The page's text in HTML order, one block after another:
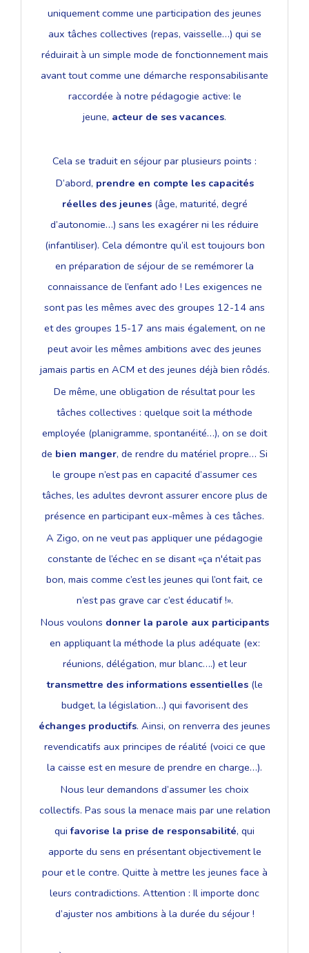
uniquement comme une participation des jeunes
aux tâches collectives (repas, vaisselle…) qui se
réduirait à un simple mode de fonctionnement mais
avant tout comme une démarche responsabilisante
raccordée à notre pédagogie active: le
jeune, acteur de ses vacances.
Cela se traduit en séjour par plusieurs points :
D’abord, prendre en compte les capacités
réelles des jeunes(âge, maturité, degré
d’autonomie…) sans les exagérer ni les réduire
(infantiliser). Cela démontre qu’il est toujours bon
en préparation de séjour de se remémorer la
connaissance de l’enfant ado ! Les exigences ne
sont pas les mêmes avec des groupes 12-14 ans
et des groupes 15-17 ans mais également, on ne
peut avoir les mêmes ambitions avec des jeunes
jamais partis en ACM et des jeunes déjà bien rôdés.
De même, une obligation de résultat pour les
tâches collectives : quelque soit la méthode
employée (planigramme, spontanéité…), on se doit
de bien manger, de rendre du matériel propre… Si
le groupe n’est pas en capacité d’assumer ces
tâches, les adultes devront assurer encore plus de
présence en participant eux-mêmes à ces tâches.
A Zigo, on ne veut pas appliquer une pédagogie
constante de l’échec en se disant «ça n'était pas
bon, mais comme c’est les jeunes qui l’ont fait, ce
n’est pas grave car c’est éducatif !».
Nous voulons donner la parole aux participants
en appliquant la méthode la plus adéquate (ex:
réunions, délégation, mur blanc….) et leur
transmettre des informations essentielles(le
budget, la législation…) qui favorisent des
échanges productifs. Ainsi, on renverra des jeunes
revendicatifs aux principes de réalité (voici ce que
la caisse est en mesure de prendre en charge…).
Nous leur demandons d’assumer les choix
collectifs. Pas sous la menace mais par une relation
quifavorise la prise de responsabilité, qui
apporte du sens en présentant objectivement le
pour et le contre. Quitte à mettre les jeunes face à
leurs contradictions. Attention : Il importe donc
d’ajuster nos ambitions à la durée du séjour !